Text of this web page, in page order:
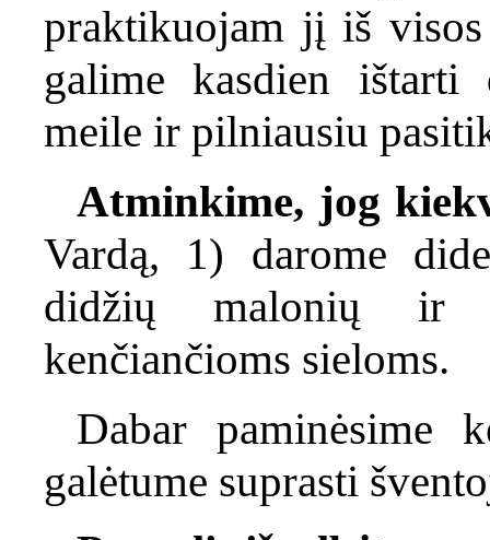
praktikuojam jį iš visos
galime kasdien ištarti
meile ir pilniausiu
Atminkime, jog
Vardą, 1) darome
didžių malonių ir
kenčiančioms sieloms.
Dabar paminėsime
galėtume suprasti